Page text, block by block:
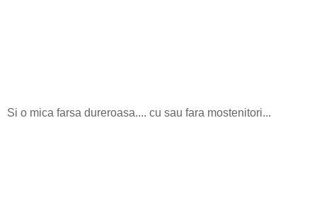
Si o mica farsa dureroasa.... cu sau fara mostenitori...